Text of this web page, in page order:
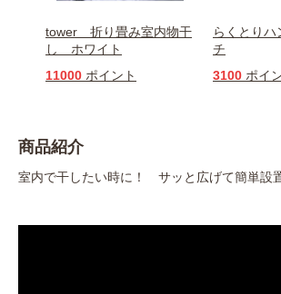
tower 折り畳み室内物干
し ホワイト
11000 ポイント
らくとりハ
チ
3100 ポイ
商品紹介
室内で干したい時に！ サッと広げて簡単設置